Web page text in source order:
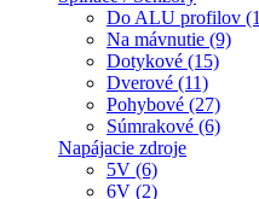
Do ALU profilov
Na mávnutie (9)
Dotykové (15)
Dverové (11)
Pohybové (27)
Súmrakové (6)
Napájacie zdroje
5V (6)
6V (2)